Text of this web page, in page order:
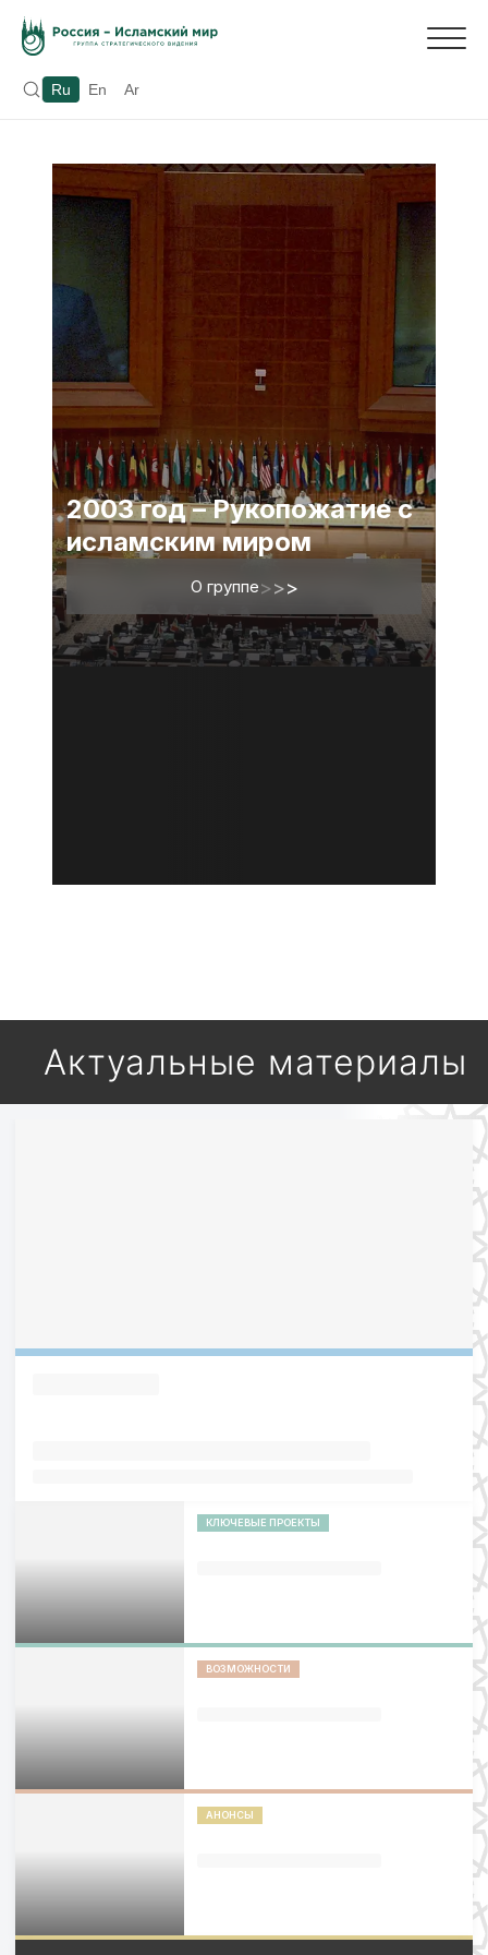
Ru En Ar
2003 год – Рукопожатие с
исламским миром
О группе>>>
Актуальные материалы
КЛЮЧЕВЫЕ ПРОЕКТЫ
ВОЗМОЖНОСТИ
АНОНСЫ